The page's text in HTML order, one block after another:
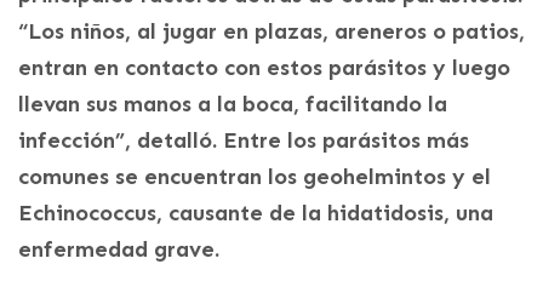
“Los niños, al jugar en plazas, areneros o patios,
entran en contacto con estos parásitos y luego
llevan sus manos a la boca, facilitando la
infección”, detalló. Entre los parásitos más
comunes se encuentran los geohelmintos y el
Echinococcus, causante de la hidatidosis, una
enfermedad grave.